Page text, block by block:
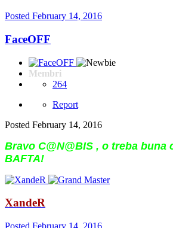
Posted February 14, 2016
FaceOFF
Membri
264
Report
Posted February 14, 2016
Bravo C@N@BIS , o treba buna
BAFTA!
XandeR